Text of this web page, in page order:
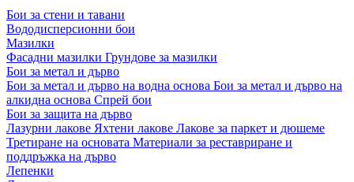
Бои за стени и тавани
Вододисперсионни бои
Мазилки
Фасадни мазилки Грундове за мазилки
Бои за метал и дърво
Бои за метал и дърво на водна основа Бои за метал и дърво на
алкидна основа Спрей бои
Бои за защита на дърво
Лазурни лакове Яхтени лакове Лакове за паркет и дюшеме
Третиране на основата Материали за реставриране и
поддръжка на дърво
Лепенки